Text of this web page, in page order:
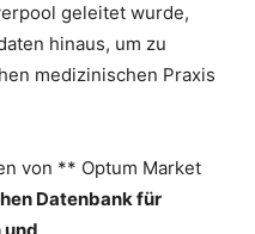
geleitet wurde,
hinaus, um zu
medizinischen Praxis
von ** Optum Market
Datenbank für